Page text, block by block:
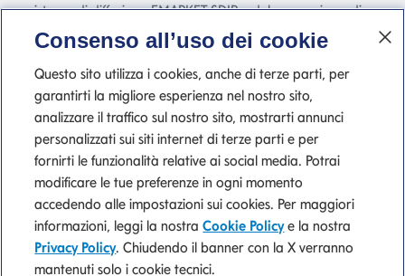
sistema di diffusione EMARKET SDIR e del meccanismo di
stoccaggio EMARKET Storage disponibile
Teleborsa S.r.l. - con sede Piazza di Priscilla, 4 - Roma - a
seguito dell'autorizzazione e delle delibere CONSOB n.
22517 e 22518 del 23 novembre 2022.
P. IVA 10540610960 del Gruppo IVA Banca Mediolanum
Consenso all’uso dei cookie
Questo sito utilizza i cookies, anche di terze parti, per
garantirti la migliore esperienza nel nostro sito,
analizzare il traffico sul nostro sito, mostrarti annunci
personalizzati sui siti internet di terze parti e per
fornirti le funzionalità relative ai social media. Potrai
modificare le tue preferenze in ogni momento
accedendo alle impostazioni sui cookies. Per maggiori
informazioni, leggi la nostraCookie Policye la nostra
Privacy Policy. Chiudendo il banner con la X verranno
mantenuti solo i cookie tecnici.